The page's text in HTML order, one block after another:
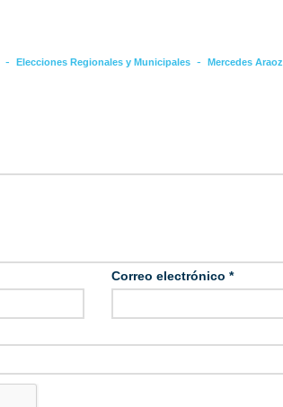
- Elecciones Regionales y Municipales - Mercedes Araoz
Correo electrónico *